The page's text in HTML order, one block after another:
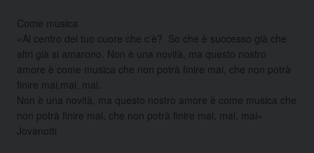
Come musica
«Al centro del tuo cuore che c’è? So che è successo già che
altri già si amarono. Non è una novità, ma questo nostro
amore è come musica che non potrà finire mai, che non potrà
finire mai,mai, mai.
Non è una novità, ma questo nostro amore è come musica che
non potrà finire mai, che non potrà finire mai, mai, mai»​
Jovanotti